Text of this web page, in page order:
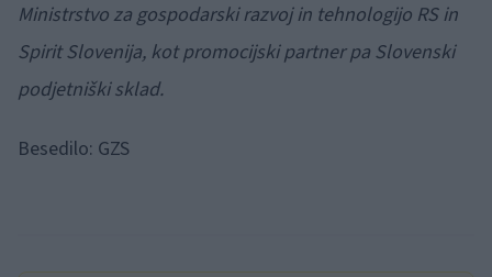
Ministrstvo za gospodarski razvoj in tehnologijo RS in
Spirit Slovenija, kot promocijski partner pa Slovenski
podjetniški sklad.
Besedilo: GZS